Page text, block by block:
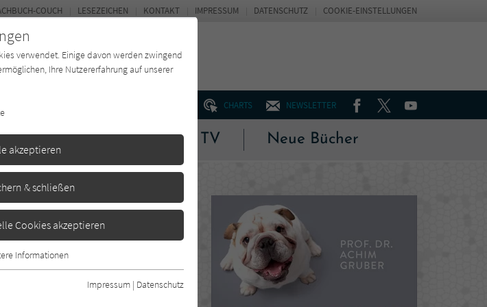
CHARTS NEWSLETTER FACEBOOKTWITTERYOUTUBE
Magazin Kino & TV Neue Bücher
COUCH LESEZEICHEN KONTAKT IMPRESSUM DATENSCHUTZ COOKIE-EINSTELLUNGEN
verwendet. Einige davon werden zwingend
Ihre Nutzererfahrung auf unserer
akzeptieren
& schließen
Cookies akzeptieren
Funktionen der Webseite
dass die Webseite einwandfrei
Informationen
Impressum | Datenschutz